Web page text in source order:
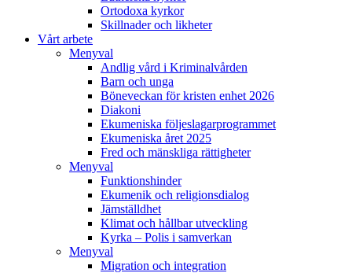
Ortodoxa kyrkor
Skillnader och likheter
Vårt arbete
Menyval
Andlig vård i Kriminalvården
Barn och unga
Böneveckan för kristen enhet 2026
Diakoni
Ekumeniska följeslagarprogrammet
Ekumeniska året 2025
Fred och mänskliga rättigheter
Menyval
Funktionshinder
Ekumenik och religionsdialog
Jämställdhet
Klimat och hållbar utveckling
Kyrka – Polis i samverkan
Menyval
Migration och integration